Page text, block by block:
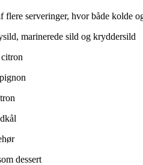
serveringer, hvor både kolde
marinerede sild og kryddersild
dessert